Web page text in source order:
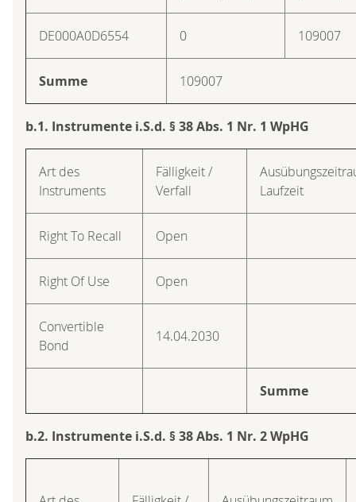
DE000A0D6554 0 109007
Summe 109007
b.1. Instrumente i.S.d. § 38 Abs. 1 Nr. 1 WpHG
Art des
Instruments
Fälligkeit /
Verfall
Laufzeit
Right To Recall Open
Right Of Use Open
Convertible
Bond
14.04.2030
Summe
b.2. Instrumente i.S.d. § 38 Abs. 1 Nr. 2 WpHG